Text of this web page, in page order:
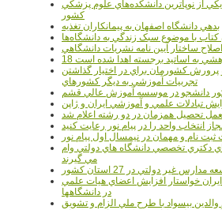
در يکي از نوپاترين دانشکده‌هاي علوم پزشکي
کشور
بدهي دانشگاه اصفهان به پيمانکاران تغذيه
ساختار آيين نامه نشريات دانشگاهي
به اساتيد برجسته اهدا شده است
پرورش کشورمان براي در اختيار گذاشتن
تجربيات آموزشي به ديگر کشورهاي
دانشجو در موسسه آموزش عالي قشم
تبادلات علمي و آموزشي ايران و ژاپن
تحصیل همزمان در دو رشته اعلام شد
انتخاب واحد را در پیام نور رعایت کنید
ثبت نام و مهمان در نیمسال اول پیام نور
دكتري تخصصي دانشگاه هاي دولتي وام
مي گيرند
غير دولتي در 27 استان کشور
خواستار افزايش اعضاي هيات علمي
در دانشگاهها
بيسواد با طرح ملي الزام و تشويق